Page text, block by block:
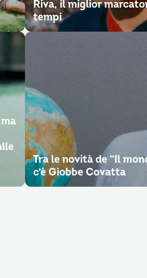
Riva, il miglior
tempi
Tra le novità de “Il
c’è Giobbe Covatta